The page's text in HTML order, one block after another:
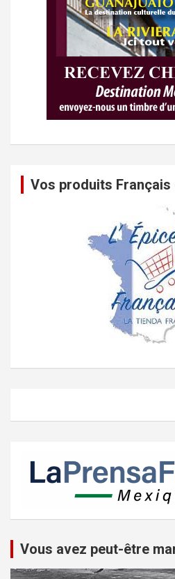
Vos produits Français
Vous avez peut-être